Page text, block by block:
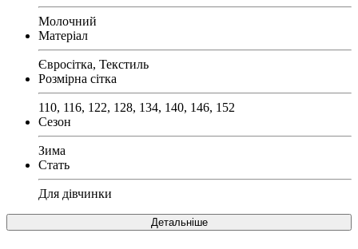
Молочний
Матеріал
Євросітка, Текстиль
Розмірна сітка
110, 116, 122, 128, 134, 140, 146, 152
Сезон
Зима
Стать
Для дівчинки
Детальніше